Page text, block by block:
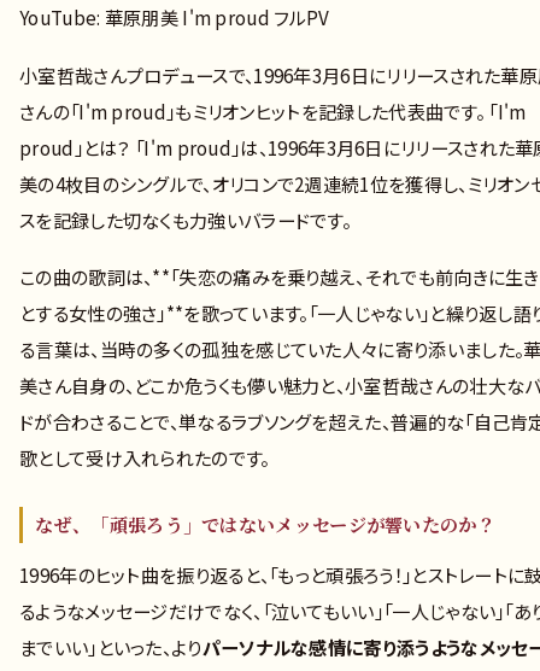
YouTube: 華原朋美 I'm proud フルPV
小室哲哉さんプロデュースで、1996年3月6日にリリースされた華
さんの「I'm proud」もミリオンヒットを記録した代表曲です。 「I'm
proud」とは？ 「I'm proud」は、1996年3月6日にリリースされた
美の4枚目のシングルで、オリコンで2週連続1位を獲得し、ミリオン
スを記録した切なくも力強いバラードです。
この曲の歌詞は、**「失恋の痛みを乗り越え、それでも前向きに生
とする女性の強さ」**を歌っています。「一人じゃない」と繰り返し
る言葉は、当時の多くの孤独を感じていた人々に寄り添いました。
美さん自身の、どこか危うくも儚い魅力と、小室哲哉さんの壮大な
ドが合わさることで、単なるラブソングを超えた、普遍的な「自己肯
歌として受け入れられたのです。
なぜ、「頑張ろう」ではないメッセージが響いたのか？
1996年のヒット曲を振り返ると、「もっと頑張ろう！」とストレートに
るようなメッセージだけでなく、「泣いてもいい」「一人じゃない」「あ
までいい」といった、よりパーソナルな感情に寄り添うようなメッセ